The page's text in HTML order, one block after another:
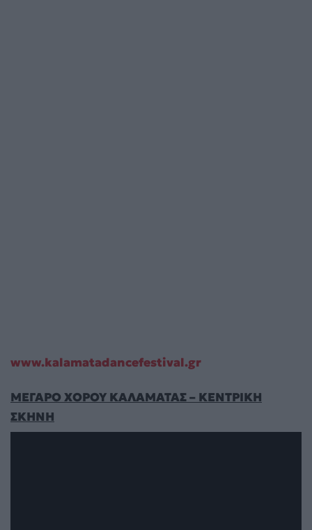
www.kalamatadancefestival.gr
ΜΕΓΑΡΟ ΧΟΡΟΥ ΚΑΛΑΜΑΤΑΣ – ΚΕΝΤΡΙΚΗ
ΣΚΗΝΗ